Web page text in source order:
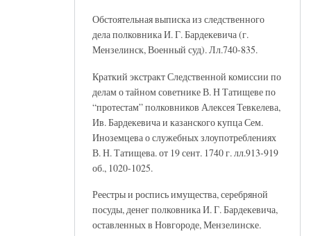
Обстоятельная выписка из следственного
дела полковника И. Г. Бардекевича (г.
Мензелинск, Военный суд). Лл.740-835.
Краткий экстракт Следственной комиссии по
делам о тайном советнике В. Н Татищеве по
“протестам” полковников Алексея Тевкелева,
Ив. Бардекевича и казанского купца Сем.
Иноземцева о служебных злоупотреблениях
В. Н. Татищева. от 19 сент. 1740 г. лл.913-919
об., 1020-1025.
Реестры и роспись имущества, серебряной
посуды, денег полковника И. Г. Бардекевича,
оставленных в Новгороде, Мензелинске.